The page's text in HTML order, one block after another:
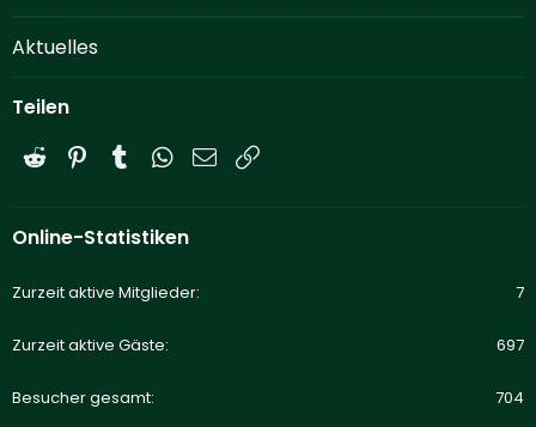
Aktuelles
Teilen
Reddit PinterestTumblrWhatsApp
E-Mail
Online-Statistiken
Zurzeit aktive Mitglieder 7
Zurzeit aktive Gäste 697
Besucher gesamt 704